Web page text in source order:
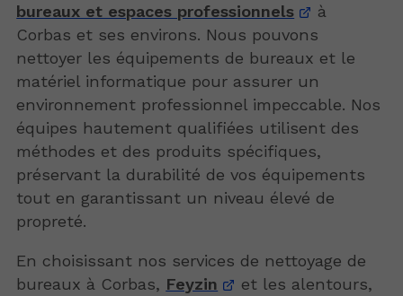
bureaux et espaces professionnels
à
Corbas et ses environs. Nous pouvons
nettoyer les équipements de bureaux et le
matériel informatique pour assurer un
environnement professionnel impeccable. Nos
équipes hautement qualifiées utilisent des
méthodes et des produits spécifiques,
préservant la durabilité de vos équipements
tout en garantissant un niveau élevé de
propreté.
En choisissant nos services de nettoyage de
bureaux à Corbas, Feyzin
et les alentours,